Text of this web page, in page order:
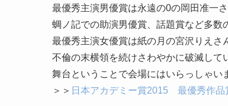
最優秀主演男優賞は永遠の0の岡田准一
蜩ノ記での助演男優賞、話題賞など多数
最優秀主演女優賞は紙の月の宮沢りえ さ
不倫の末横領を続けさわやかに破滅して
舞台ということで会場にはいらっしゃい
＞＞ 日本アカデミー賞2015 最優秀作品